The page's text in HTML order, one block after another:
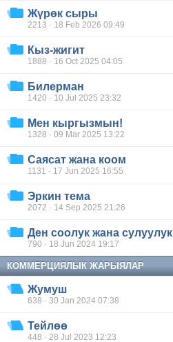
Жүрөк сыры
2213 · 18 Feb 2026 09:49
Кыз-жигит
1888 · 16 Oct 2025 04:05
Билерман
1420 · 10 Jul 2025 23:32
Мен кыргызмын!
1328 · 09 Mar 2025 13:22
Саясат жана коом
1131 · 17 Jun 2025 16:55
Эркин тема
2072 · 14 Sep 2025 21:26
Ден соолук жана сулуулук
790 · 18 Jun 2024 19:17
КОММЕРЦИЯЛЫК ЖАРЫЯЛАР
Жумуш
638 · 30 Jan 2024 07:38
Тейлөө
448 · 28 Jul 2023 12:23